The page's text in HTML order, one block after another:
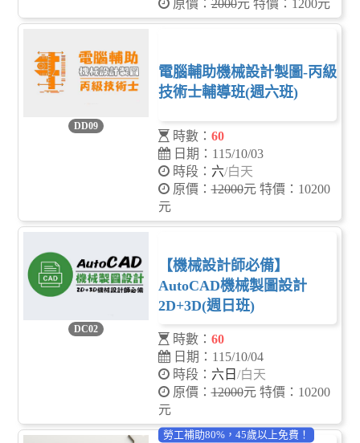
原價：2000元 特價：1200元
DD09
電腦輔助機械設計製圖-丙級
技術士輔導班(週六班)
時數： 60
日期：115/10/03
時段： 六/白天
原價：12000元 特價：10200
元
DC02
【機械設計師必備】
AutoCAD機械製圖設計
2D+3D(週日班)
時數： 60
日期：115/10/04
時段： 六日 /白天
原價：12000元 特價：10200
元
勞工補助80%，45歲以上免費！